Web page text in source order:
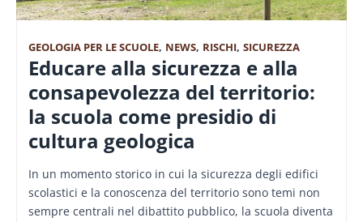
GEOLOGIA PER LE SCUOLE, NEWS, RISCHI, SICUREZZA
Educare alla sicurezza e alla
consapevolezza del territorio:
la scuola come presidio di
cultura geologica
In un momento storico in cui la sicurezza degli edifici
scolastici e la conoscenza del territorio sono temi non
sempre centrali nel dibattito pubblico, la scuola diventa